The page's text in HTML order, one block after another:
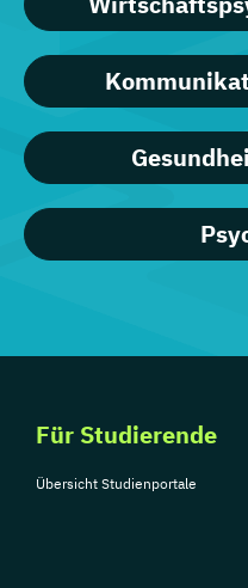
Für Studierende
Übersicht Studienportale